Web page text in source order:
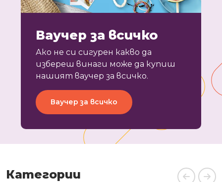
Ваучер за всичко
Ако не си сигурен какво да
избереш винаги може да купиш
нашият ваучер за всичко.
Ваучер за всичко
Категории